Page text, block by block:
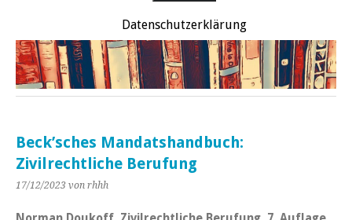
Beck’sches Mandatshandbuch:
Zivilrechtliche Berufung
17/12/2023 von rhhh
Datenschutzerklärung